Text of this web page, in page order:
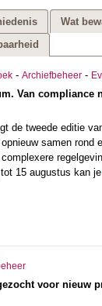
Wat
-Archiefbeheer -
Van compliance
de tweede editie
samen rond
15 augustus kan
voor nieuw